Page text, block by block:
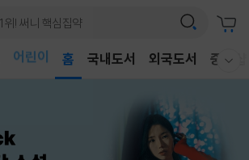
독후감
홈 국내도서 외국도서 중고샵